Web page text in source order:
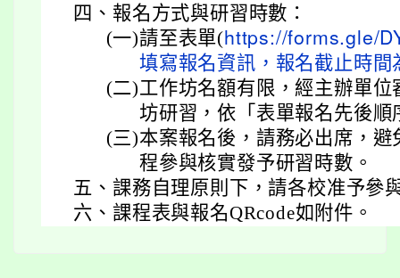
四、 報名方式與研習時數：
(一)請至表單(https://forms.gle/
填寫報名資訊，報名截止時
(二)工作坊名額有限，經主辦單
坊研習，依「表單報名先後順
(三)本案報名後，請務必出席，
程參與核實發予研習時數。
五、 課務自理原則下，請各校准予參
六、 課程表與報名QRcode如附件。